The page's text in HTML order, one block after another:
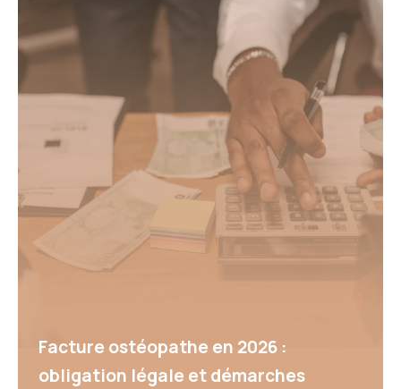
Facture ostéopathe en 2026 :
obligation légale et démarches